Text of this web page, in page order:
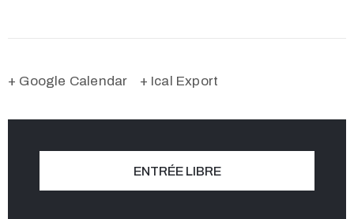
+ Google Calendar + Ical Export
ENTRÉE LIBRE